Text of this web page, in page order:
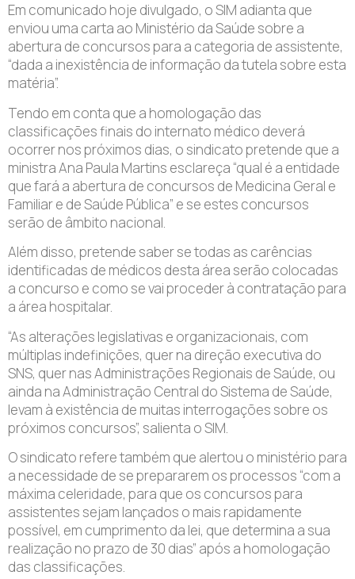
Em comunicado hoje divulgado, o SIM adianta que
enviou uma carta ao Ministério da Saúde sobre a
abertura de concursos para a categoria de assistente,
“dada a inexistência de informação da tutela sobre esta
matéria”.
Tendo em conta que a homologação das
classificações finais do internato médico deverá
ocorrer nos próximos dias, o sindicato pretende que a
ministra Ana Paula Martins esclareça “qual é a entidade
que fará a abertura de concursos de Medicina Geral e
Familiar e de Saúde Pública” e se estes concursos
serão de âmbito nacional.
Além disso, pretende saber se todas as carências
identificadas de médicos desta área serão colocadas
a concurso e como se vai proceder à contratação para
a área hospitalar.
“As alterações legislativas e organizacionais, com
múltiplas indefinições, quer na direção executiva do
SNS, quer nas Administrações Regionais de Saúde, ou
ainda na Administração Central do Sistema de Saúde,
levam à existência de muitas interrogações sobre os
próximos concursos”, salienta o SIM.
O sindicato refere também que alertou o ministério para
a necessidade de se prepararem os processos “com a
máxima celeridade, para que os concursos para
assistentes sejam lançados o mais rapidamente
possível, em cumprimento da lei, que determina a sua
realização no prazo de 30 dias” após a homologação
das classificações.